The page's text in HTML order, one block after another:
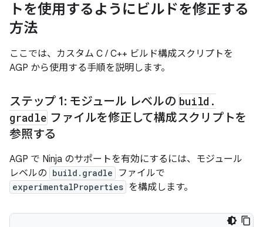
トを使用するようにビルドを修正する
方法
ここでは、カスタム C / C++ ビルド構成スクリプトを
AGP から使用する手順を説明します。
ステップ 1: モジュール レベルの build .
gradle ファイルを修正して構成スクリプトを
参照する
AGP で Ninja のサポートを有効にするには、モジュール
レベルの build.gradle ファイルで
experimentalProperties を構成します。